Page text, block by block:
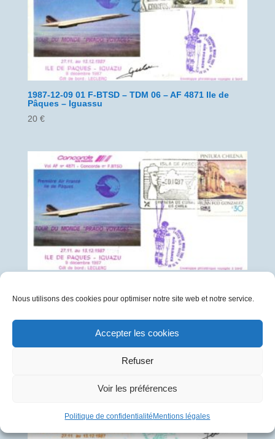
Nous utilisons des cookies pour optimiser notre site web et notre service.
Accepter les cookies
Refuser
Voir les préférences
Politique de confidentialitéMentions légales
1987-12-09 01 F-BTSD – TDM 06 – AF 4871 Ile de
Pâques – Iguassu
20 €